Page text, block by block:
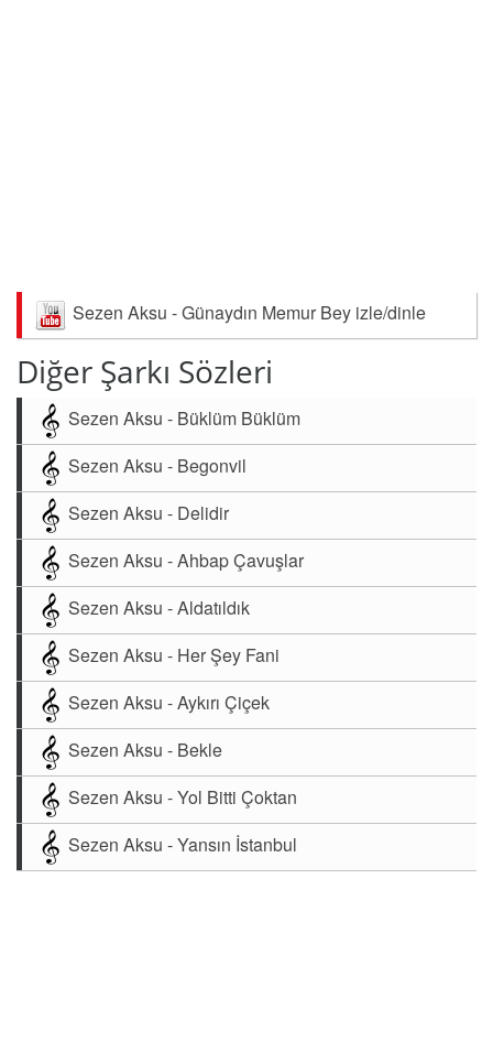
Sezen Aksu - Günaydın Memur Bey izle/dinle
Diğer Şarkı Sözleri
Sezen Aksu - Büklüm Büklüm
Sezen Aksu - Begonvil
Sezen Aksu - Delidir
Sezen Aksu - Ahbap Çavuşlar
Sezen Aksu - Aldatıldık
Sezen Aksu - Her Şey Fani
Sezen Aksu - Aykırı Çiçek
Sezen Aksu - Bekle
Sezen Aksu - Yol Bitti Çoktan
Sezen Aksu - Yansın İstanbul